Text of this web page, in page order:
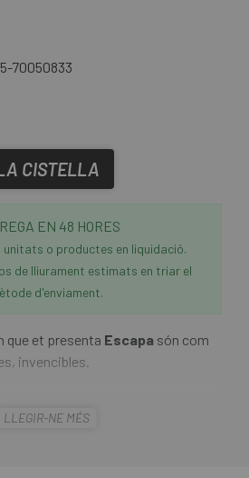
70050833
CISTELLA
EN 48 HORES
unitats o productes en liquidació.
de lliurament estimats en triar el
d'enviament.
que et presenta Escapa són com
invencibles.
tècnicament avançat i totalment
LLEGIR-NE MÉS